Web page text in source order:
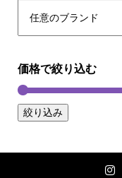
価格で絞り込む
絞り込み